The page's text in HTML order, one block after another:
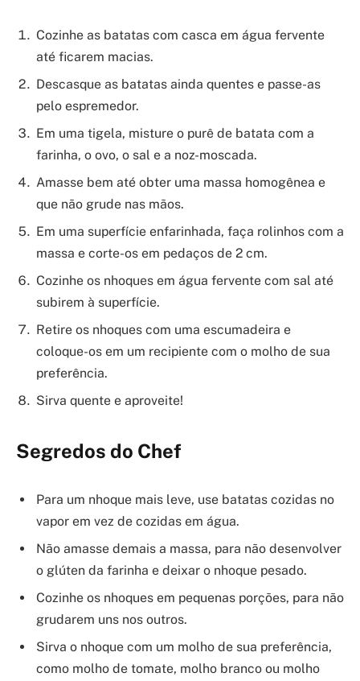
Cozinhe as batatas com casca em água fervente
até ficarem macias.
Descasque as batatas ainda quentes e passe-as
pelo espremedor.
Em uma tigela, misture o purê de batata com a
farinha, o ovo, o sal e a noz-moscada.
Amasse bem até obter uma massa homogênea e
que não grude nas mãos.
Em uma superfície enfarinhada, faça rolinhos com a
massa e corte-os em pedaços de 2 cm.
Cozinhe os nhoques em água fervente com sal até
subirem à superfície.
Retire os nhoques com uma escumadeira e
coloque-os em um recipiente com o molho de sua
preferência.
Sirva quente e aproveite!
Segredos do Chef
Para um nhoque mais leve, use batatas cozidas no
vapor em vez de cozidas em água.
Não amasse demais a massa, para não desenvolver
o glúten da farinha e deixar o nhoque pesado.
Cozinhe os nhoques em pequenas porções, para não
grudarem uns nos outros.
Sirva o nhoque com um molho de sua preferência,
como molho de tomate, molho branco ou molho